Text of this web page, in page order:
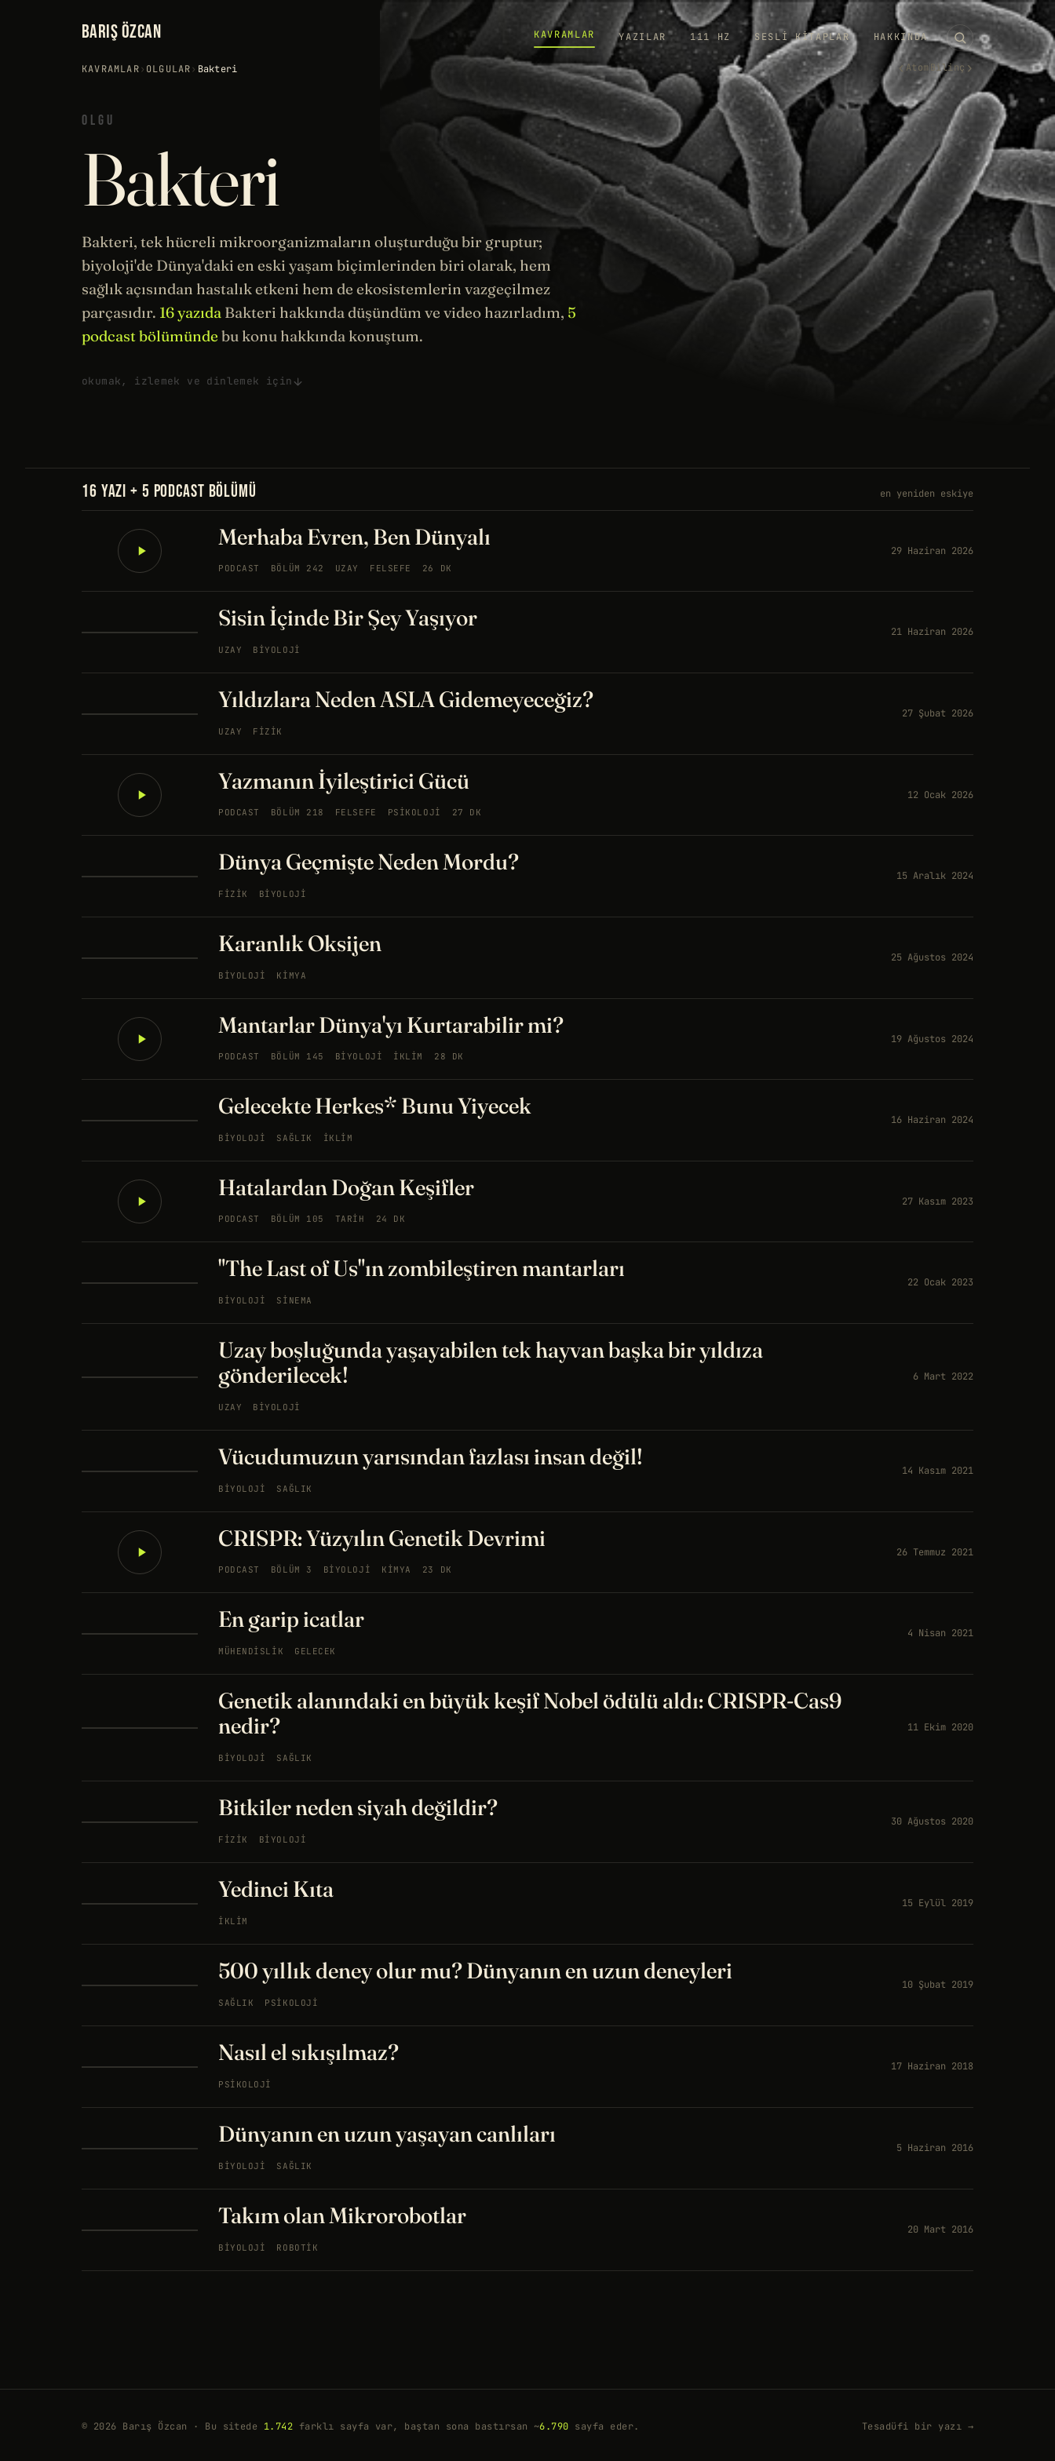
BARIŞ ÖZCAN KAVRAMLAR YAZILAR 111 HZ SESLI KITAPLAR HAKKINDA
KAVRAMLAR› OLGULAR› Bakteri ‹AtomBilinç ›
OLGU
Bakteri
Bakteri, tek hücreli mikroorganizmaların oluşturduğu bir gruptur;
biyoloji'de Dünya'daki en eski yaşam biçimlerinden biri olarak, hem
sağlık açısından hastalık etkeni hem de ekosistemlerin vazgeçilmez
parçasıdır. 16 yazıda Bakteri hakkında düşündüm ve video hazırladım, 5
podcast bölümünde bu konu hakkında konuştum.
okumak, izlemek ve dinlemek için
16 YAZI + 5 PODCAST BÖLÜMÜ en yeniden eskiye
Merhaba Evren, Ben Dünyalı
PODCAST BÖLÜM 242 UZAY FELSEFE 26 DK
29 Haziran 2026
Sisin İçinde Bir Şey Yaşıyor
UZAY BIYOLOJI
21 Haziran 2026
Yıldızlara Neden ASLA Gidemeyeceğiz?
UZAY FIZIK
27 Şubat 2026
Yazmanın İyileştirici Gücü
PODCAST BÖLÜM 218 FELSEFE PSIKOLOJI 27 DK
12 Ocak 2026
Dünya Geçmişte Neden Mordu?
FIZIK BIYOLOJI
15 Aralık 2024
Karanlık Oksijen
BIYOLOJI KIMYA
25 Ağustos 2024
Mantarlar Dünya'yı Kurtarabilir mi?
PODCAST BÖLÜM 145 BIYOLOJI İKLIM 28 DK
19 Ağustos 2024
Gelecekte Herkes* Bunu Yiyecek
BIYOLOJI SAĞLIK İKLIM
16 Haziran 2024
Hatalardan Doğan Keşifler
PODCAST BÖLÜM 105 TARIH 24 DK
27 Kasım 2023
"The Last of Us"ın zombileştiren mantarları
BIYOLOJI SINEMA
22 Ocak 2023
Uzay boşluğunda yaşayabilen tek hayvan başka bir yıldıza
gönderilecek!
UZAY BIYOLOJI
6 Mart 2022
Vücudumuzun yarısından fazlası insan değil!
BIYOLOJI SAĞLIK
14 Kasım 2021
CRISPR: Yüzyılın Genetik Devrimi
PODCAST BÖLÜM 3 BIYOLOJI KIMYA 23 DK
26 Temmuz 2021
En garip icatlar
MÜHENDISLIK GELECEK
4 Nisan 2021
Genetik alanındaki en büyük keşif Nobel ödülü aldı: CRISPR-Cas9
nedir?
BIYOLOJI SAĞLIK
11 Ekim 2020
Bitkiler neden siyah değildir?
FIZIK BIYOLOJI
30 Ağustos 2020
Yedinci Kıta
İKLIM
15 Eylül 2019
500 yıllık deney olur mu? Dünyanın en uzun deneyleri
SAĞLIK PSIKOLOJI
10 Şubat 2019
Nasıl el sıkışılmaz?
PSIKOLOJI
17 Haziran 2018
Dünyanın en uzun yaşayan canlıları
BIYOLOJI SAĞLIK
5 Haziran 2016
Takım olan Mikrorobotlar
BIYOLOJI ROBOTIK
20 Mart 2016
© 2026 Barış Özcan · Bu sitede 1.742 farklı sayfa var, baştan sona bastırsan ~6.790 sayfa eder. Tesadüfi bir yazı →